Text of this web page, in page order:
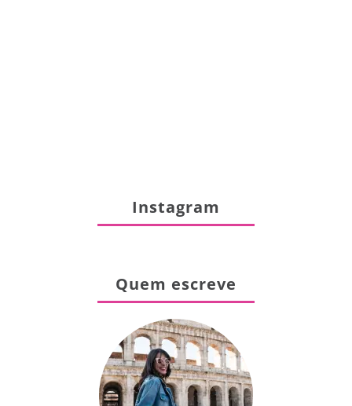
Instagram
Quem escreve